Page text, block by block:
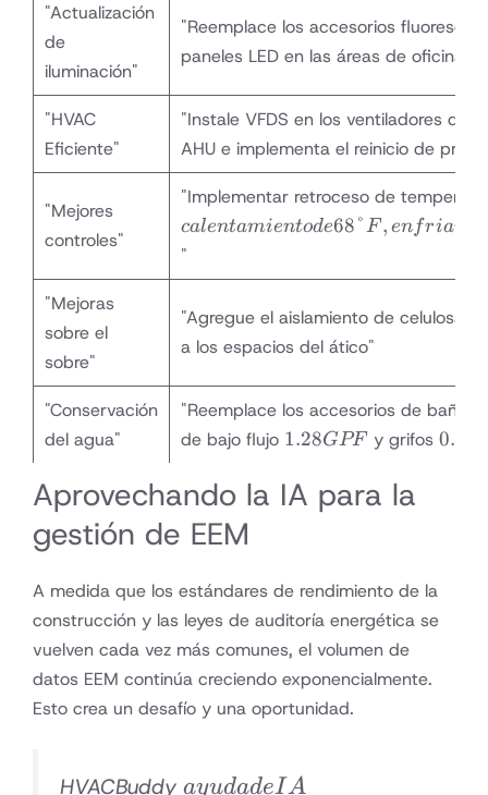
"Actualización
de
iluminación"
"Reemplace los accesorios
paneles LED en las áreas de oficina"
"HVAC
Eficiente"
"Instale VFDS en los ventiladores de
AHU e implementa el reinicio de
"Mejores
controles"
"Implementar retroceso de
calentamientode68°F , enfriami
"
"Mejoras
sobre el
sobre"
"Agregue el aislamiento de celulosa
a los espacios del ático"
"Conservación
del agua"
"Reemplace los accesorios de baños
de bajo flujo 1.28
1.28GPF y grifos 0.5
0.5
Aprovechando la IA para la
gestión de EEM
A medida que los estándares de rendimiento de la
construcción y las leyes de auditoría energética se
vuelven cada vez más comunes, el volumen de
datos EEM continúa creciendo exponencialmente.
Esto crea un desafío y una oportunidad.
HVACBuddy ayuda
ayudadeIA